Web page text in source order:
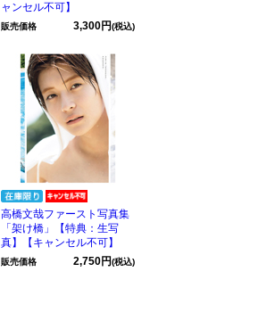
ャンセル不可】
販売価格 3,300円(税込)
高橋文哉ファースト写真集
「架け橋」【特典：生写
真】【キャンセル不可】
販売価格 2,750円(税込)